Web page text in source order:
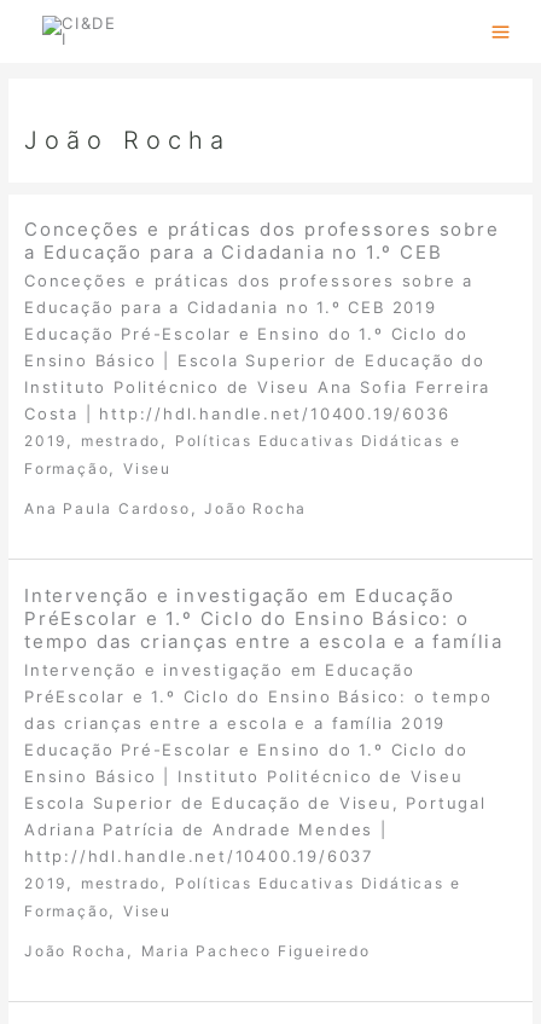
João Rocha
Conceções e práticas dos professores sobre
a Educação para a Cidadania no 1.º CEB
Conceções e práticas dos professores sobre a
Educação para a Cidadania no 1.º CEB 2019
Educação Pré-Escolar e Ensino do 1.º Ciclo do
Ensino Básico | Escola Superior de Educação do
Instituto Politécnico de Viseu Ana Sofia Ferreira
Costa | http://hdl.handle.net/10400.19/6036
2019 mestrado
Políticas Educativas Didáticas e
Formação
,Viseu
Ana Paula Cardoso ,João Rocha
Intervenção e investigação em Educação
PréEscolar e 1.º Ciclo do Ensino Básico: o
tempo das crianças entre a escola e a família
Intervenção e investigação em Educação
PréEscolar e 1.º Ciclo do Ensino Básico: o tempo
das crianças entre a escola e a família 2019
Educação Pré-Escolar e Ensino do 1.º Ciclo do
Ensino Básico | Instituto Politécnico de Viseu
Escola Superior de Educação de Viseu, Portugal
Adriana Patrícia de Andrade Mendes |
http://hdl.handle.net/10400.19/6037
2019 mestrado
Políticas Educativas Didáticas e
Formação
,Viseu
João Rocha Maria Pacheco Figueiredo